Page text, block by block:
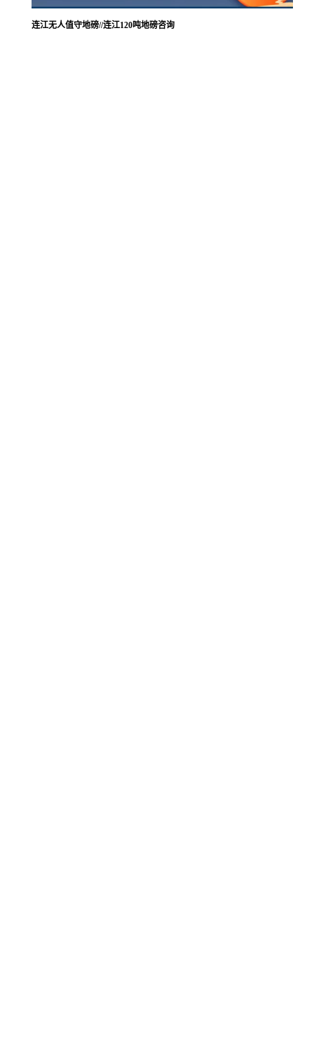
连江无人值守地磅//连江120吨地磅咨询